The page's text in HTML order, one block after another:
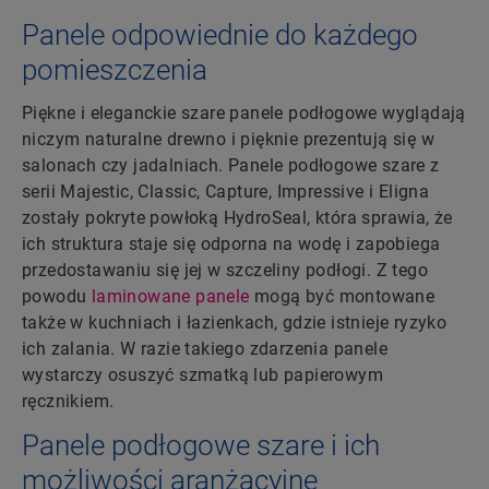
Panele odpowiednie do każdego
pomieszczenia
Piękne i eleganckie szare panele podłogowe wyglądają
niczym naturalne drewno i pięknie prezentują się w
salonach czy jadalniach. Panele podłogowe szare z
serii Majestic, Classic, Capture, Impressive i Eligna
zostały pokryte powłoką HydroSeal, która sprawia, że
ich struktura staje się odporna na wodę i zapobiega
przedostawaniu się jej w szczeliny podłogi. Z tego
powodu laminowane panele mogą być montowane
także w kuchniach i łazienkach, gdzie istnieje ryzyko
ich zalania. W razie takiego zdarzenia panele
wystarczy osuszyć szmatką lub papierowym
ręcznikiem.
Panele podłogowe szare i ich
możliwości aranżacyjne